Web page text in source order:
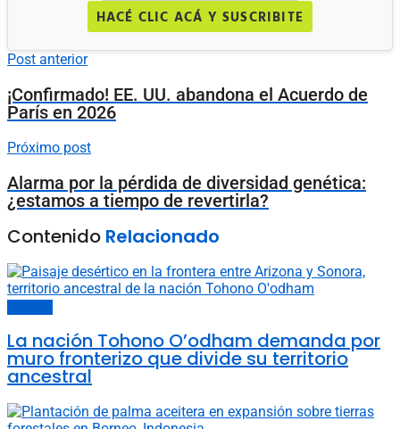
HACÉ CLIC ACÁ Y SUSCRIBITE
Post anterior
¡Confirmado! EE. UU. abandona el Acuerdo de
París en 2026
Próximo post
Alarma por la pérdida de diversidad genética:
¿estamos a tiempo de revertirla?
Contenido Relacionado
La nación Tohono O’odham demanda por
muro fronterizo que divide su territorio
ancestral